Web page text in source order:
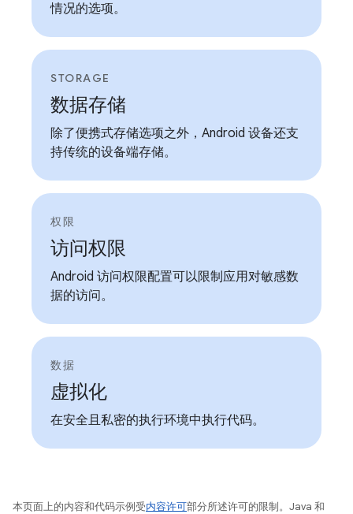
情况的选项。
STORAGE
数据存储
除了便携式存储选项之外，Android 设备还支
持传统的设备端存储。
权限
访问权限
Android 访问权限配置可以限制应用对敏感数
据的访问。
数据
虚拟化
在安全且私密的执行环境中执行代码。
本页面上的内容和代码示例受内容许可部分所述许可的限制。Java 和